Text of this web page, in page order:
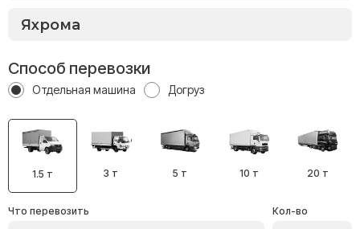
Способ перевозки
Отдельная машина Догруз
1.5 т 3 т 5 т 10 т 20 т
Что перевозить Кол-во